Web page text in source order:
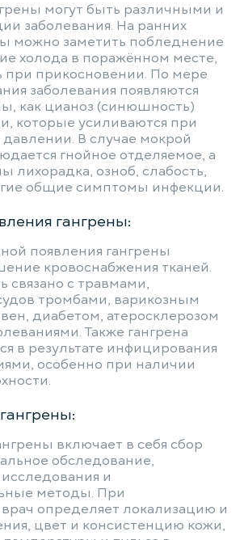
могут быть различными и
заболевания. На ранних
можно заметить побледнение
холода в поражённом месте,
при прикосновении. По мере
заболевания появляются
как цианоз (синюшность)
которые усиливаются при
В случае мокрой
гнойное отделяемое, а
лихорадка, озноб, слабость,
общие симптомы инфекции.
гангрены:
появления гангрены
кровоснабжения тканей.
связано с травмами,
тромбами, варикозным
диабетом, атеросклерозом
Также гангрена
в результате инфицирования
особенно при наличии
включает в себя сбор
обследование,
и
методы. При
определяет локализацию и
цвет и консистенцию кожи,